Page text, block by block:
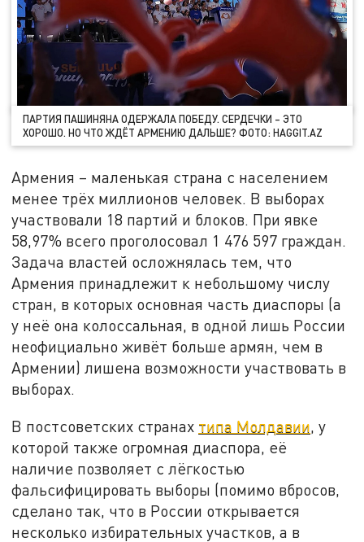
ПАРТИЯ ПАШИНЯНА ОДЕРЖАЛА ПОБЕДУ. СЕРДЕЧКИ – ЭТО
ХОРОШО. НО ЧТО ЖДЁТ АРМЕНИЮ ДАЛЬШЕ? ФОТО: HAGGIT.AZ
Армения – маленькая страна с населением
менее трёх миллионов человек. В выборах
участвовали 18 партий и блоков. При явке
58,97% всего проголосовал 1 476 597 граждан.
Задача властей осложнялась тем, что
Армения принадлежит к небольшому числу
стран, в которых основная часть диаспоры (а
у неё она колоссальная, в одной лишь России
неофициально живёт больше армян, чем в
Армении) лишена возможности участвовать в
выборах.
В постсоветских странах типа Молдавии, у
которой также огромная диаспора, её
наличие позволяет с лёгкостью
фальсифицировать выборы (помимо вбросов,
сделано так, что в России открывается
несколько избирательных участков, а в